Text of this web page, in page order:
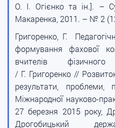
О. І. Огієнко та ін.].
Макаренка, 2011. – № 2
Григоренко, Г.
формування фахової
вчителів
/ Г. Григоренко //
результати, проблеми,
Міжнародної науково-
27 березня 2015 року,
Дрогобицький